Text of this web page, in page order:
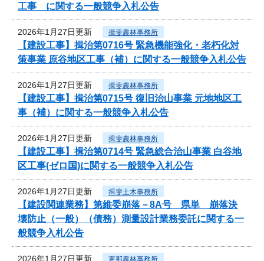
工事 に関する一般競争入札公告
2026年1月27日更新 揖斐農林事務所
【建設工事】揖治第0716号 緊急機能強化・老朽化対
策事業 原谷地区工事（補）に関する一般競争入札公告
2026年1月27日更新 揖斐農林事務所
【建設工事】揖治第0715号 復旧治山事業 元地地区工
事（補）に関する一般競争入札公告
2026年1月27日更新 揖斐農林事務所
【建設工事】揖治第0714号 緊急総合治山事業 白谷地
区工事(ゼロ国)に関する一般競争入札公告
2026年1月27日更新 揖斐土木事務所
【建設関連業務】第維委崩落－8A号 県単 崩落決
壊防止（一般）（債務）測量設計業務委託に関する一
般競争入札公告
2026年1月27日更新 恵那農林事務所